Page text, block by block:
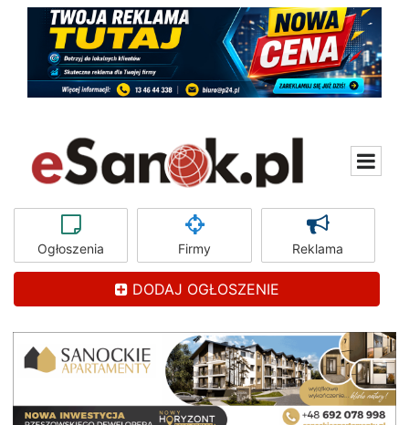
Ogłoszenia Firmy Reklama
DODAJ OGŁOSZENIE